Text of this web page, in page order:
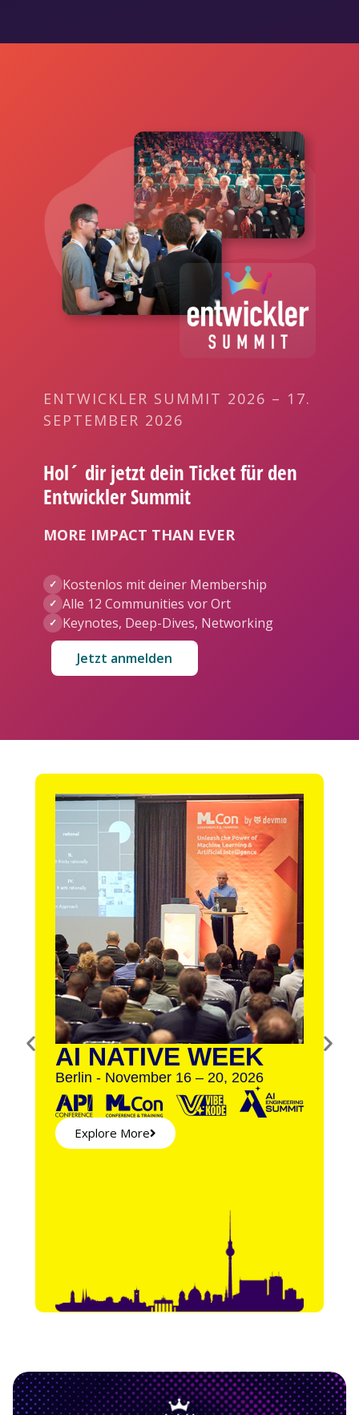
ENTWICKLER SUMMIT 2026 – 17.
SEPTEMBER 2026
Hol´ dir jetzt dein Ticket für den
Entwickler Summit
MORE IMPACT THAN EVER
✓ Kostenlos mit deiner Membership
✓ Alle 12 Communities vor Ort
✓ Keynotes, Deep-Dives, Networking
Jetzt anmelden
AI NATIVE WEEK
Berlin - November 16 – 20, 2026
Explore More